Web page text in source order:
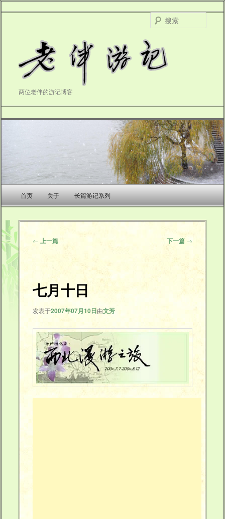
两位老伴的游记博客
主
页
跳
至
域
首页 关于 长篇游记系列
文
← 上一篇 下一篇 →
七月十日
发表于2007年07月10日由文芳